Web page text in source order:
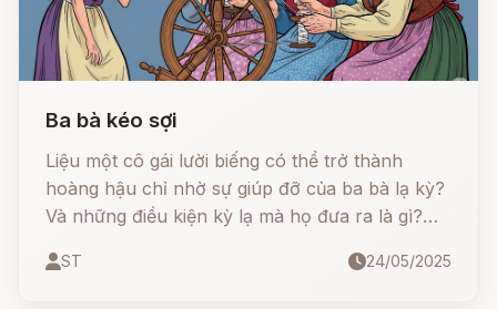
Ba bà kéo sợi
Liệu một cô gái lười biếng có thể trở thành
hoàng hậu chỉ nhờ sự giúp đỡ của ba bà lạ kỳ?
Và những điều kiện kỳ lạ mà họ đưa ra là gì?
bất ngờ và đầy nhân văn. Hãy cùng theo dõi
ST 24/05/2025